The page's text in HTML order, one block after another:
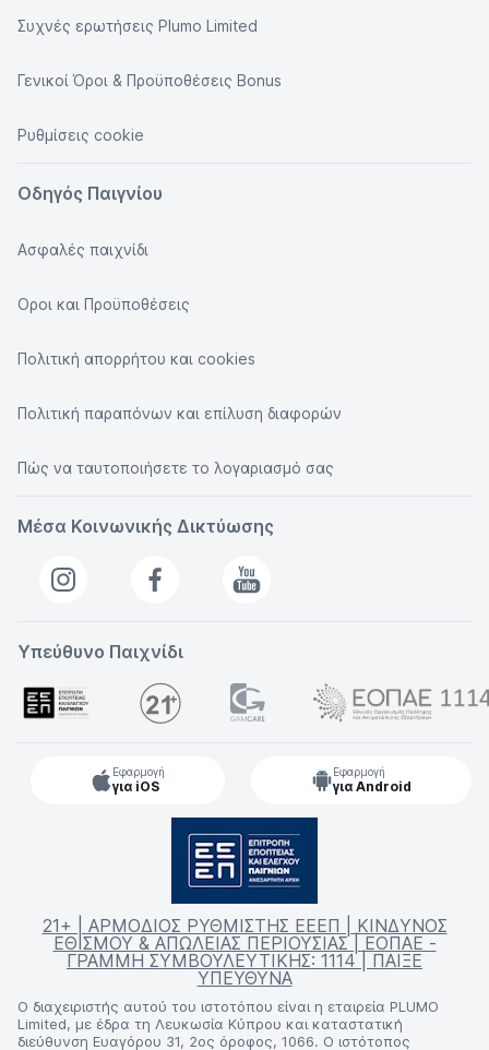
Συχνές ερωτήσεις Plumo Limited
Γενικοί Όροι & Προϋποθέσεις Bonus
Ρυθμίσεις cookie
Οδηγός Παιγνίου
Ασφαλές παιχνίδι
Οροι και Προϋποθέσεις
Πολιτική απορρήτου και cookies
Πολιτική παραπόνων και επίλυση διαφορών
Πώς να ταυτοποιήσετε το λογαριασμό σας
Μέσα Κοινωνικής Δικτύωσης
Υπεύθυνο Παιχνίδι
Εφαρμογή
για iOS
Εφαρμογή
για Android
21+ | ΑΡΜΟΔΙΟΣ ΡΥΘΜΙΣΤΗΣ ΕΕΕΠ | ΚΙΝΔΥΝΟΣ
ΕΘΙΣΜΟΥ & ΑΠΩΛΕΙΑΣ ΠΕΡΙΟΥΣΙΑΣ | ΕΟΠΑΕ -
ΓΡΑΜΜΗ ΣΥΜΒΟΥΛΕΥΤΙΚΗΣ: 1114 | ΠΑΙΞΕ
ΥΠΕΥΘΥΝΑ
Ο διαχειριστής αυτού του ιστοτόπου είναι η εταιρεία PLUMO
Limited, με έδρα τη Λευκωσία Κύπρου και καταστατική
διεύθυνση Ευαγόρου 31, 2ος όροφος, 1066. Ο ιστότοπος